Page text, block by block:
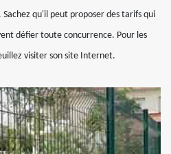
qu'il peut proposer des tarifs qui
défier toute concurrence. Pour les
visiter son site Internet.